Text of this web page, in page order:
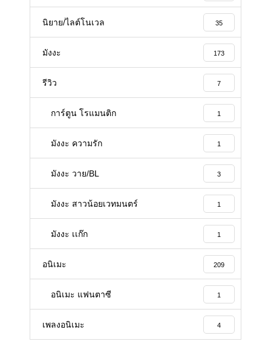
นิยาย/ไลต์โนเวล 35
มังงะ 173
รีวิว 7
การ์ตูน โรแมนติก 1
มังงะ ความรัก 1
มังงะ วาย/BL 3
มังงะ สาวน้อยเวทมนตร์ 1
มังงะ เเก๊ก 1
อนิเมะ 209
อนิเมะ แฟนตาซี 1
เพลงอนิเมะ 4